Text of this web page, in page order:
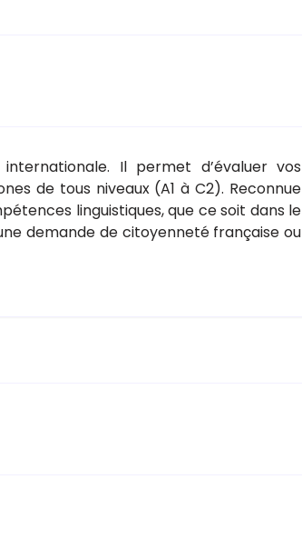
Il permet d’évaluer vos
de tous niveaux (A1 à C2). Reconnue
linguistiques, que ce soit dans le
demande de citoyenneté française ou